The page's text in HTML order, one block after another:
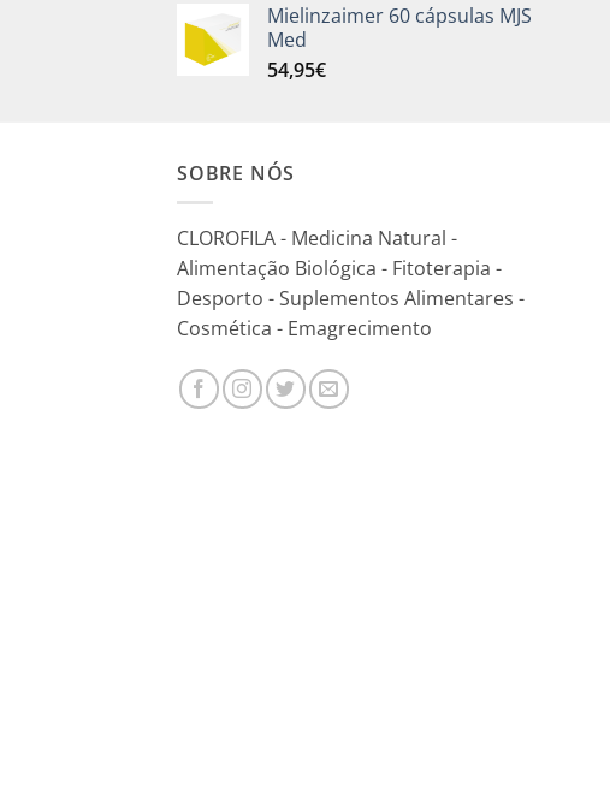
Mielinzaimer 60 cápsulas MJS
Med
54,95€
SOBRE NÓS
CLOROFILA - Medicina Natural -
Alimentação Biológica - Fitoterapia -
Desporto - Suplementos Alimentares -
Cosmética - Emagrecimento